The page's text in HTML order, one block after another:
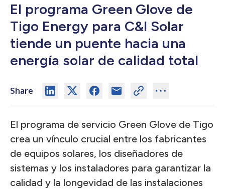
El programa Green Glove de
Tigo Energy para C&I Solar
tiende un puente hacia una
energía solar de calidad total
Share
El programa de servicio Green Glove de Tigo
crea un vínculo crucial entre los fabricantes
de equipos solares, los diseñadores de
sistemas y los instaladores para garantizar la
calidad y la longevidad de las instalaciones